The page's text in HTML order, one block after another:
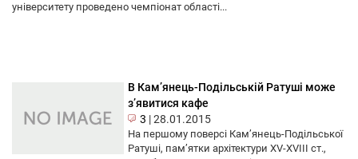
університету проведено чемпіонат області...
В Кам’янець-Подільській Ратуші може
з’явитися кафе
3 |28.01.2015
На першому поверсі Кам’янець-Подільської
Ратуші, пам’ятки архітектури XV-XVIII ст.,